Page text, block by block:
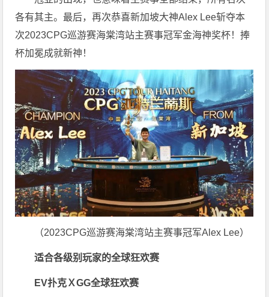
各有其主。最后，再次恭喜新加坡大神Alex Lee斩夺本
次2023CPG巡游赛海棠湾站主赛事冠军金海神奖杯！捧
杯加冕成就新神！
（2023CPG巡游赛海棠湾站主赛事冠军Alex Lee）
适合各级别玩家的全球狂欢赛
EV扑克ＸGG全球狂欢赛